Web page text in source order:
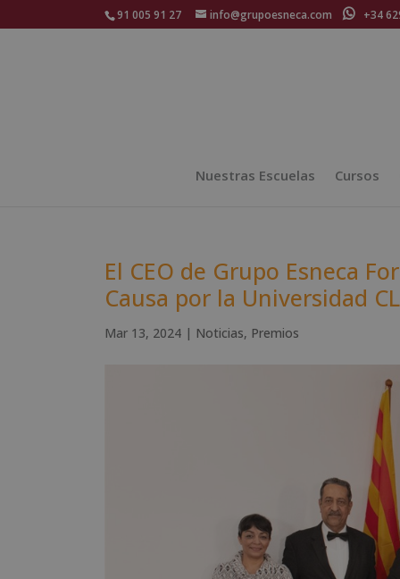
91 005 91 27 info@grupoesneca.com +34
Nuestras Escuelas Cursos
El CEO de Grupo Esneca
Causa por la Universidad
Mar 13, 2024 | Noticias, Premios